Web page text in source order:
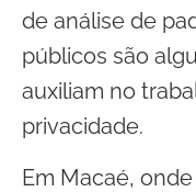
de análise de
públicos são
auxiliam no
privacidade.
Em Macaé,